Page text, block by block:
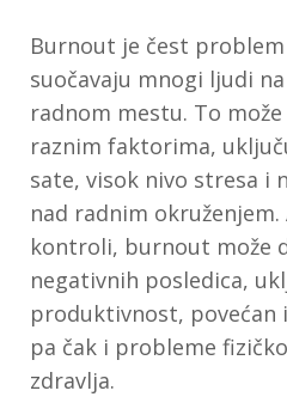
Burnout je čest
suočavaju mnogi ljudi
radnom mestu. To
raznim faktorima,
sate, visok nivo stresa i
nad radnim okruženjem.
kontroli, burnout može
negativnih posledica,
produktivnost, povećan
pa čak i probleme
zdravlja.